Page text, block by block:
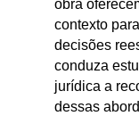
obra
contexto
decisões
conduza
jurídica a
dessas